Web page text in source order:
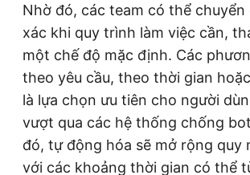
Nhờ đó, các team có thể chuyển
xác khi quy trình làm việc cần,
một chế độ mặc định. Các
theo yêu cầu, theo thời gian
là lựa chọn ưu tiên cho người
vượt qua các hệ thống chống
đó, tự động hóa sẽ mở rộng quy
với các khoảng thời gian có thể